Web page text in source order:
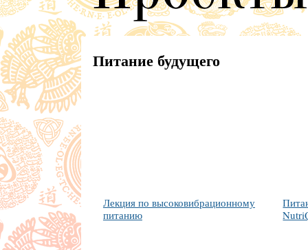
Питание будущего
Лекция по высоковибрационному
питанию